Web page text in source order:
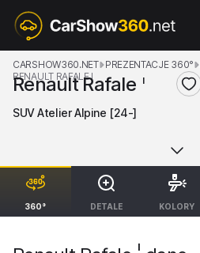
360° DETALE KOLORY
CARSHOW360.NET PREZENTACJE 360°
RENAULT RAFALE I
Renault Rafale I
SUV Atelier Alpine [24-]
I